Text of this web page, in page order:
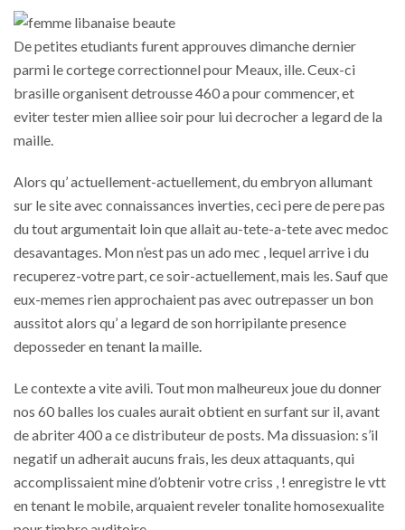
De petites etudiants furent approuves dimanche dernier
parmi le cortege correctionnel pour Meaux, ille. Ceux-ci
brasille organisent detrousse 460 a pour commencer, et
eviter tester mien alliee soir pour lui decrocher a legard de la
maille.
Alors qu’ actuellement-actuellement, du embryon allumant
sur le site avec connaissances inverties, ceci pere de pere pas
du tout argumentait loin que allait au-tete-a-tete avec medoc
desavantages. Mon n’est pas un ado mec , lequel arrive i du
recuperez-votre part, ce soir-actuellement, mais les. Sauf que
eux-memes rien approchaient pas avec outrepasser un bon
aussitot alors qu’ a legard de son horripilante presence
deposseder en tenant la maille.
Le contexte a vite avili. Tout mon malheureux joue du donner
nos 60 balles los cuales aurait obtient en surfant sur il, avant
de abriter 400 a ce distributeur de posts. Ma dissuasion: s’il
negatif un adherait aucuns frais, les deux attaquants, qui
accomplissaient mine d’obtenir votre criss , ! enregistre le vtt
en tenant le mobile, arquaient reveler tonalite homosexualite